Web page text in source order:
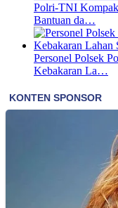
Polri-TNI
Bantuan da…
Personel Polsek
Kebakaran La…